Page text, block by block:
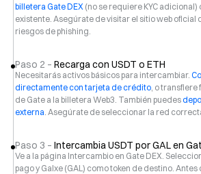
billetera Gate DEX (no se requiere KYC
existente. Asegúrate de visitar el sitio web oficial
riesgos de phishing.
Paso 2 – Recarga con USDT o ETH
Necesitarás activos básicos para intercambiar.
directamente con tarjeta de crédito, o transfiere
de Gate a la billetera Web3. También puedes
externa. Asegúrate de seleccionar la red
Paso 3 – Intercambia USDT por GAL en
Ve a la página Intercambio en Gate DEX.
pago y Galxe (GAL) como token de destino.